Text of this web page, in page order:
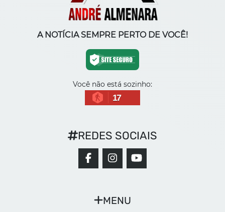
A NOTÍCIA SEMPRE PERTO DE VOCÊ!
Você não está sozinho:
17
MENU
REDES SOCIAIS